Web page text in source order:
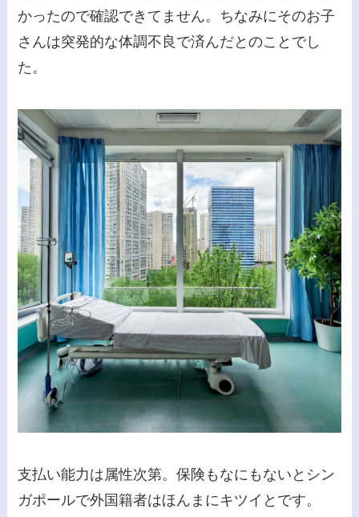
かったので確認できてません。ちなみにそのお子
さんは突発的な体調不良で済んだとのことでし
た。
支払い能力は属性次第。保険もなにもないとシン
ガポールで外国籍者はほんまにキツイとです。